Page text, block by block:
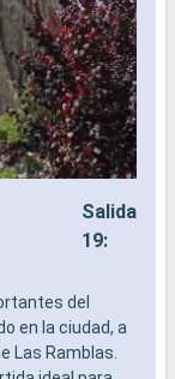
Salida
19:
del
en la ciudad, a
Las Ramblas.